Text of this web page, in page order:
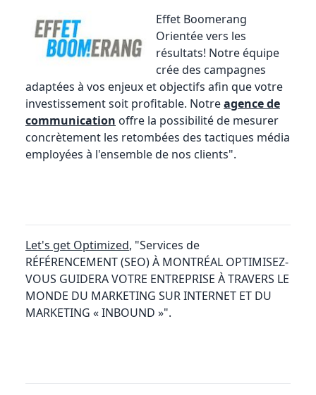
Effet Boomerang
Orientée vers les
résultats! Notre équipe
crée des campagnes
adaptées à vos enjeux et objectifs afin que votre
investissement soit profitable. Notreagence de
communication offre la possibilité de mesurer
concrètement les retombées des tactiques média
employées à l'ensemble de nos clients".
Let's get Optimized, "Services de
RÉFÉRENCEMENT (SEO) À MONTRÉAL OPTIMISEZ-
VOUS GUIDERA VOTRE ENTREPRISE À TRAVERS LE
MONDE DU MARKETING SUR INTERNET ET DU
MARKETING « INBOUND »".